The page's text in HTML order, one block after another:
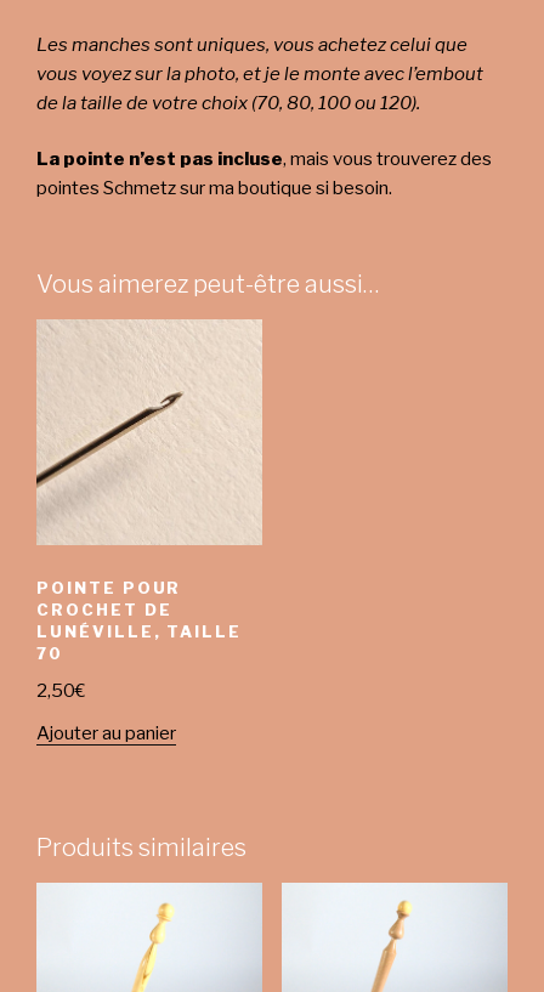
Les manches sont uniques, vous achetez celui que
vous voyez sur la photo, et je le monte avec l’embout
de la taille de votre choix (70, 80, 100 ou 120).
La pointe n’est pas incluse, mais vous trouverez des
pointes Schmetz sur ma boutique si besoin.
Vous aimerez peut-être aussi…
POINTE POUR
CROCHET DE
LUNÉVILLE, TAILLE
70
2,50€
Ajouter au panier
Produits similaires